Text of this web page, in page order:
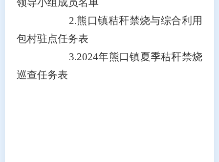
领导小组成员名单
2.熊口镇秸秆禁烧与综合利用
包村驻点任务表
3.2024年熊口镇夏季秸秆禁烧
巡查任务表